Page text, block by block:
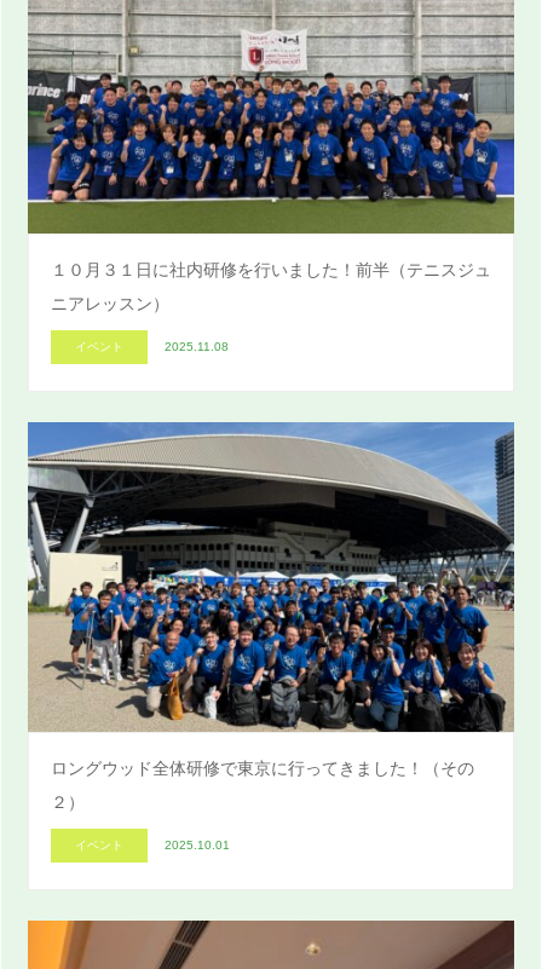
１０月３１日に社内研修を行いました！前半（テニスジュ
ニアレッスン）
イベント 2025.11.08
ロングウッド全体研修で東京に行ってきました！（その
２）
イベント 2025.10.01